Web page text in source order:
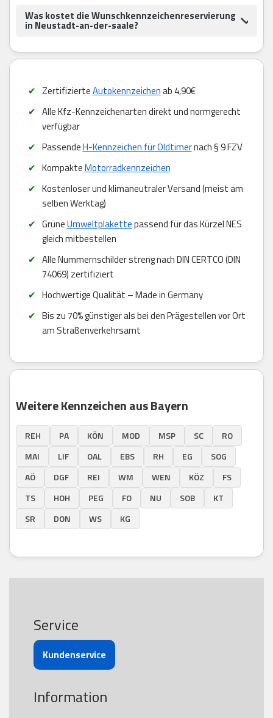
Was kostet die Wunschkennzeichenreservierung
in Neustadt-an-der-saale?
ZertifizierteAutokennzeichenab 4,90€
Alle Kfz-Kennzeichenarten direkt und normgerecht
verfügbar
PassendeH-Kennzeichen für Oldtimernach § 9 FZV
KompakteMotorradkennzeichen
Kostenloser und klimaneutraler Versand (meist am
selben Werktag)
GrüneUmweltplakettepassend für das Kürzel NES
gleich mitbestellen
Alle Nummernschilder streng nach DIN CERTCO (DIN
74069) zertifiziert
Hochwertige Qualität – Made in Germany
Bis zu 70% günstiger als bei den Prägestellen vor Ort
am Straßenverkehrsamt
Weitere Kennzeichen aus Bayern
REH PA KÖN MOD MSP SC
RO
MAI
LIF OAL EBS RH EG
SOG
AÖ
DGF REI WM WEN KÖZ
FS
TS
HOH PEG FO NU SOB
KT
SR
DON WS KG
Service
Kundenservice
Information